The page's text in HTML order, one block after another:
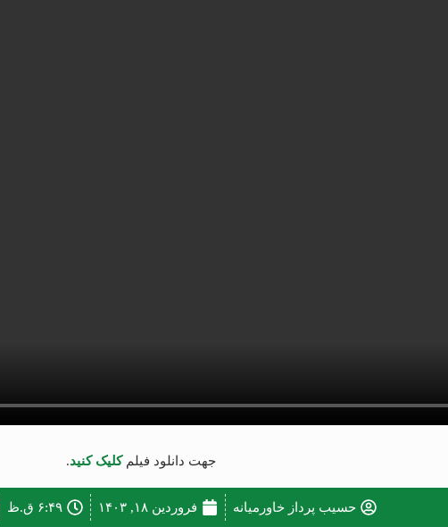
جهت دانلود فیلمکلیک کنید.
حسیب پرداز خاورمیانه فروردین ۱۸, ۱۴۰۳ ۶:۴۹ ق.ظ